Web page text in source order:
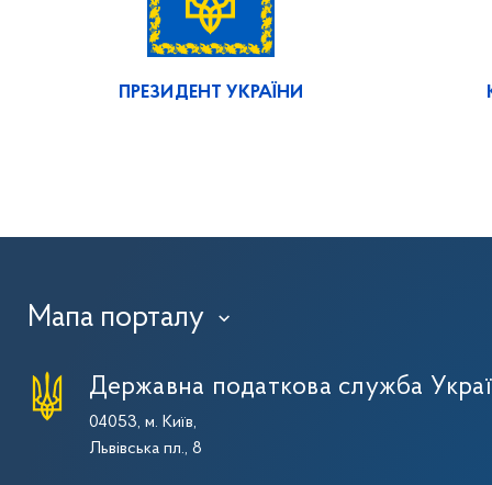
ПРЕЗИДЕНТ УКРАЇНИ
Мапа порталу ›
Державна податкова служба
04053, м. Київ,
Львівська пл., 8